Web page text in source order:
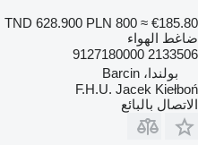
TND 628.900 PLN 800 ≈ €185.80
ضاغط الهواء
2133506 9127180000
بولندا، Barcin
F.H.U. Jacek Kiełboń
الاتصال بالبائع